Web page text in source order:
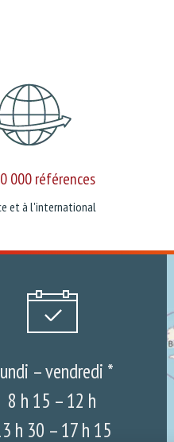
000 références
et à l'international
– vendredi *
8 h 15 – 12 h
h 30 – 17 h 15